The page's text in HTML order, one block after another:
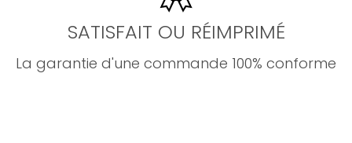
SATISFAIT OU RÉIMPRIMÉ
La garantie d'une commande 100% conforme